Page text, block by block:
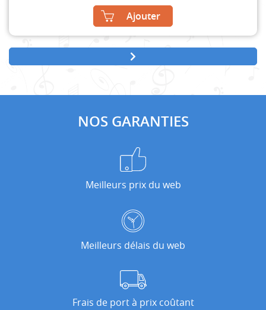
Ajouter
NOS GARANTIES
Meilleurs prix du web
Meilleurs délais du web
Frais de port à prix coûtant